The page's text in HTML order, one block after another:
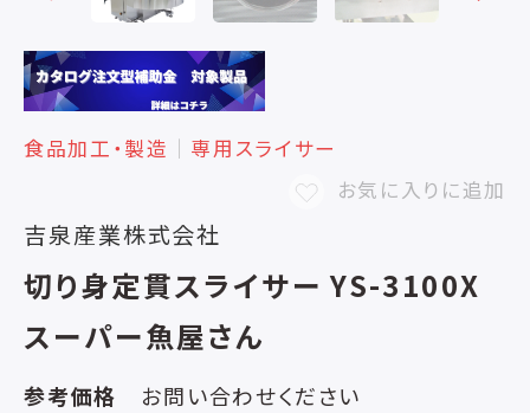
食品加工・製造 │ 専用スライサー
お気に入りに追加
吉泉産業株式会社
切り身定貫スライサー YS-3100X
スーパー魚屋さん
参考価格 お問い合わせください